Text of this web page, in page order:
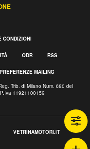
CONDIZIONI
ODR RSS
PREFERENZE MAILING
Trib. di Milano Num. 680 del
11921100159
VETRINAMOTORI.IT